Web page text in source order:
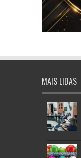
MAIS LIDAS